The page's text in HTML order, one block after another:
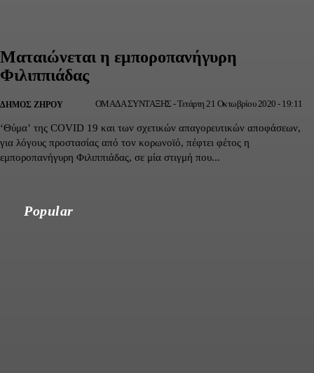
Ματαιώνεται η εμποροπανήγυρη
Φιλιππιάδας
ΔΉΜΟΣ ΖΗΡΟΎ ΟΜΑΔΑ ΣΥΝΤΑΞΗΣ -Τετάρτη 21 Οκτωβρίου 2020 - 19:11
‘Θύμα’ της COVID 19 και των σχετικών απαγορευτικών αποφάσεων,
για λόγους προστασίας από τον κορωνοϊό, πέφτει φέτος η
εμποροπανήγυρη Φιλιππιάδας, σε μία στιγμή που...
Popular